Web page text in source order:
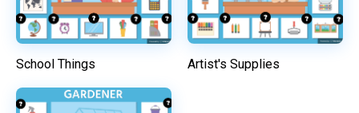
School Things Artist's Supplies